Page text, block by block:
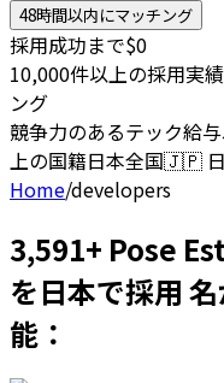
48時間以内にマッチング
採用成功まで$0
10,000件以上の採用実績
ング
競争力のあるテック給与
上の国籍日本全国🇯🇵
Home/developers
3,591+ Pose
を日本で採用
能：